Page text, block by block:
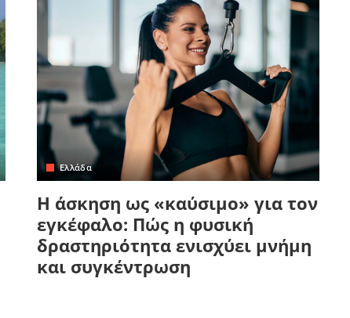
Ελλάδα
Η άσκηση ως «καύσιμο» για τον
εγκέφαλο: Πώς η φυσική
δραστηριότητα ενισχύει μνήμη
και συγκέντρωση